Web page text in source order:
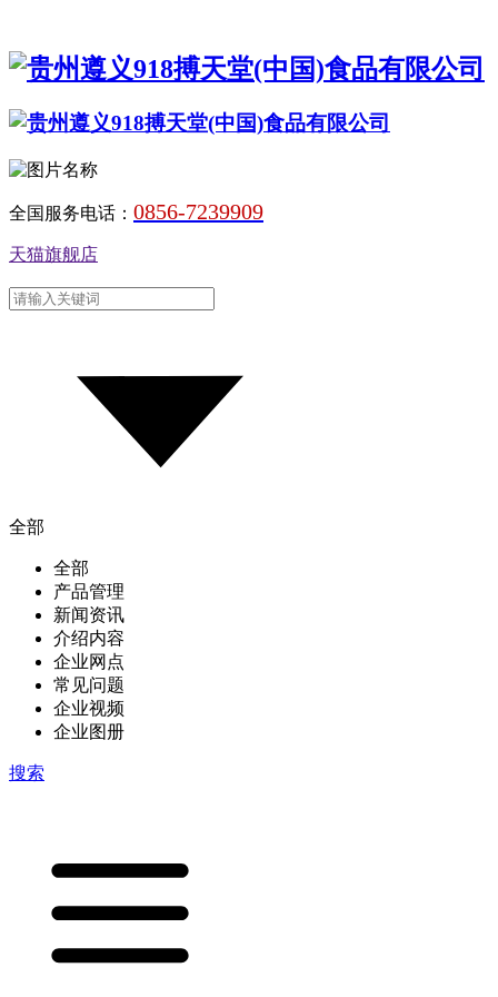
全国服务电话： 0856-7239909
天猫旗舰店
全部
全部
产品管理
新闻资讯
介绍内容
企业网点
常见问题
企业视频
企业图册
搜索